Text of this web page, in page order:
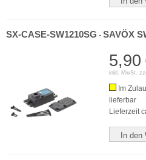
SX-CASE-SW1210SG - SAVÖX
5,90
inkl. MwSt.
Im
lieferbar
Lieferzeit
In den